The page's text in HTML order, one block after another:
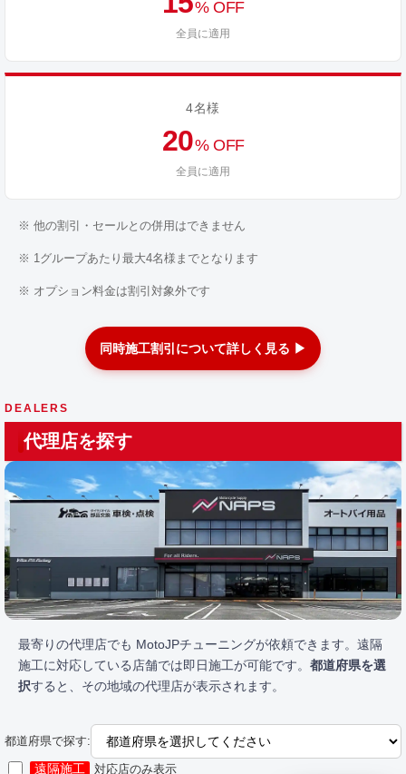
% OFF
全員に適用
4名様
20% OFF
全員に適用
※ 他の割引・セールとの併用はできません
※ 1グループあたり最大4名様までとなります
※ オプション料金は割引対象外です
同時施工割引について詳しく見る ▶
DEALERS
代理店を探す
最寄りの代理店でも MotoJPチューニングが依頼できます。遠隔
施工に対応している店舗では即日施工が可能です。 都道府県を選
択すると、その地域の代理店が表示されます。
都道府県で探す:
遠隔施工 対応店のみ表示